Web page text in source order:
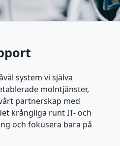
system vi själva
molntjänster,
partnerskap med
krångliga runt IT- och
och fokusera bara på